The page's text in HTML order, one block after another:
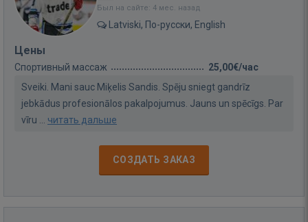
Был на сайте: 4 мес. назад
Latviski, По-русски, English
Цены
Спортивный массаж
25,00€/час
Sveiki. Mani sauc Miķelis Sandis. Spēju sniegt gandrīz
jebkādus profesionālos pakalpojumus. Jauns un spēcīgs. Par
vīru ... читать дальше
СОЗДАТЬ ЗАКАЗ